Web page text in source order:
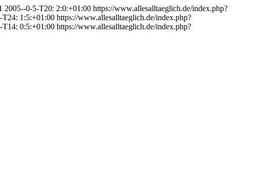
2005--0-5-T20: 2:0:+01:00 https://www.allesalltaeglich.de/index.php?
T24: 1:5:+01:00 https://www.allesalltaeglich.de/index.php?
T14: 0:5:+01:00 https://www.allesalltaeglich.de/index.php?